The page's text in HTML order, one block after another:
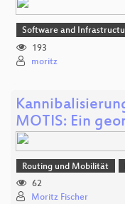
Software and
193
moritz
MOTIS: Ein
Routing und Mobilität
62
Moritz Fischer